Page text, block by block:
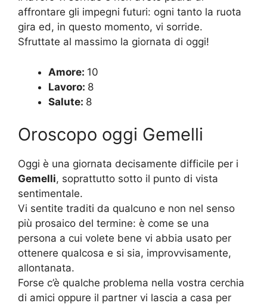
affrontare gli impegni futuri: ogni tanto la ruota
gira ed, in questo momento, vi sorride.
Sfruttate al massimo la giornata di oggi!
Amore: 10
Lavoro: 8
Salute: 8
Oroscopo oggi Gemelli
Oggi è una giornata decisamente difficile per i
Gemelli, soprattutto sotto il punto di vista
sentimentale.
Vi sentite traditi da qualcuno e non nel senso
più prosaico del termine: è come se una
persona a cui volete bene vi abbia usato per
ottenere qualcosa e si sia, improvvisamente,
allontanata.
Forse c’è qualche problema nella vostra cerchia
di amici oppure il partner vi lascia a casa per